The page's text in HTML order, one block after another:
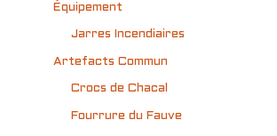
Équipement
Jarres Incendiaires
Artefacts Commun
Crocs de Chacal
Fourrure du Fauve